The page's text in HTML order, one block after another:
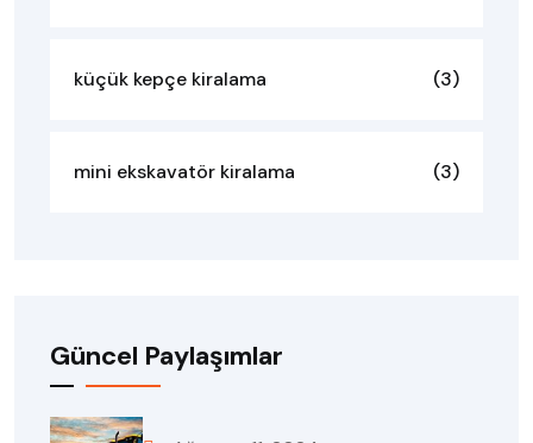
küçük kepçe kiralama (3)
mini ekskavatör kiralama (3)
Güncel Paylaşımlar